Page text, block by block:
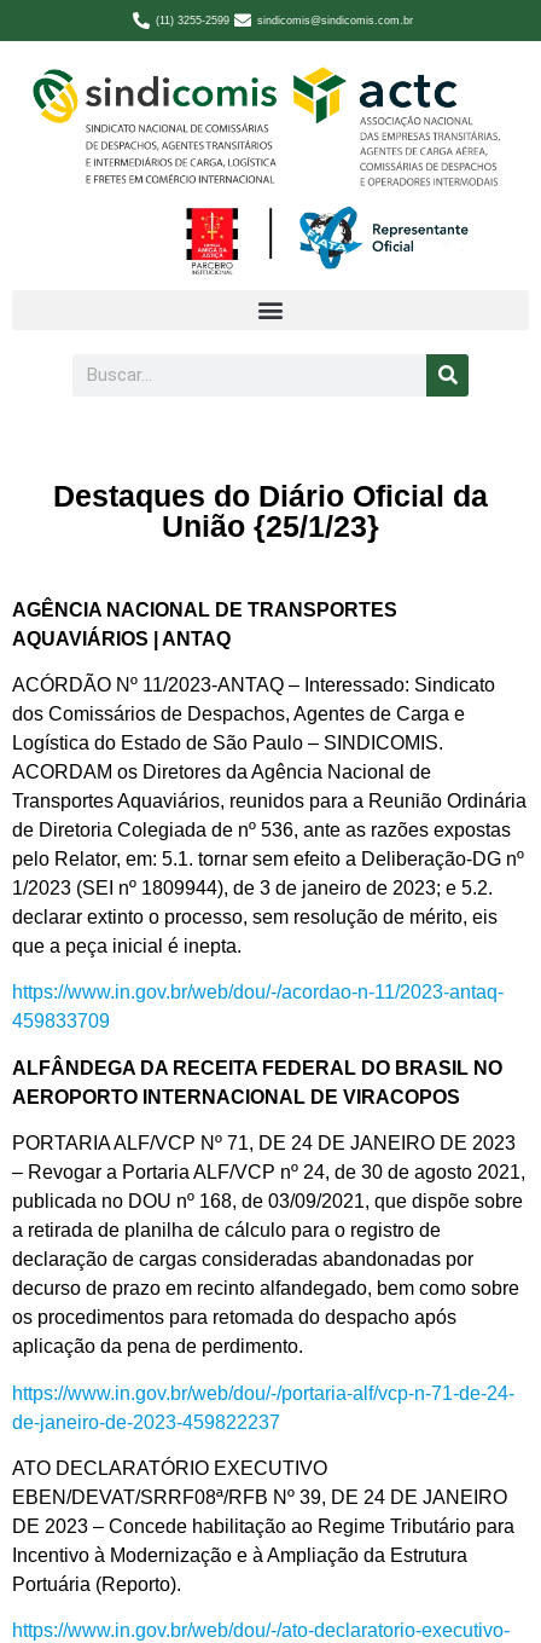
(11) 3255-2599 sindicomis@sindicomis.com.br
Destaques do Diário Oficial da
União {25/1/23}
AGÊNCIA NACIONAL DE TRANSPORTES
AQUAVIÁRIOS | ANTAQ
ACÓRDÃO Nº 11/2023-ANTAQ – Interessado: Sindicato
dos Comissários de Despachos, Agentes de Carga e
Logística do Estado de São Paulo – SINDICOMIS.
ACORDAM os Diretores da Agência Nacional de
Transportes Aquaviários, reunidos para a Reunião Ordinária
de Diretoria Colegiada de nº 536, ante as razões expostas
pelo Relator, em: 5.1. tornar sem efeito a Deliberação-DG nº
1/2023 (SEI nº 1809944), de 3 de janeiro de 2023; e 5.2.
declarar extinto o processo, sem resolução de mérito, eis
que a peça inicial é inepta.
https://www.in.gov.br/web/dou/-/acordao-n-11/2023-antaq-
459833709
ALFÂNDEGA DA RECEITA FEDERAL DO BRASIL NO
AEROPORTO INTERNACIONAL DE VIRACOPOS
PORTARIA ALF/VCP Nº 71, DE 24 DE JANEIRO DE 2023
– Revogar a Portaria ALF/VCP nº 24, de 30 de agosto 2021,
publicada no DOU nº 168, de 03/09/2021, que dispõe sobre
a retirada de planilha de cálculo para o registro de
declaração de cargas consideradas abandonadas por
decurso de prazo em recinto alfandegado, bem como sobre
os procedimentos para retomada do despacho após
aplicação da pena de perdimento.
https://www.in.gov.br/web/dou/-/portaria-alf/vcp-n-71-de-24-
de-janeiro-de-2023-459822237
ATO DECLARATÓRIO EXECUTIVO
EBEN/DEVAT/SRRF08ª/RFB Nº 39, DE 24 DE JANEIRO
DE 2023 – Concede habilitação ao Regime Tributário para
Incentivo à Modernização e à Ampliação da Estrutura
Portuária (Reporto).
https://www.in.gov.br/web/dou/-/ato-declaratorio-executivo-